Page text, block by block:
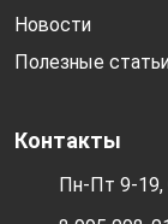
Новости
Полезные статьи
Контакты
Пн-Пт 9-19,